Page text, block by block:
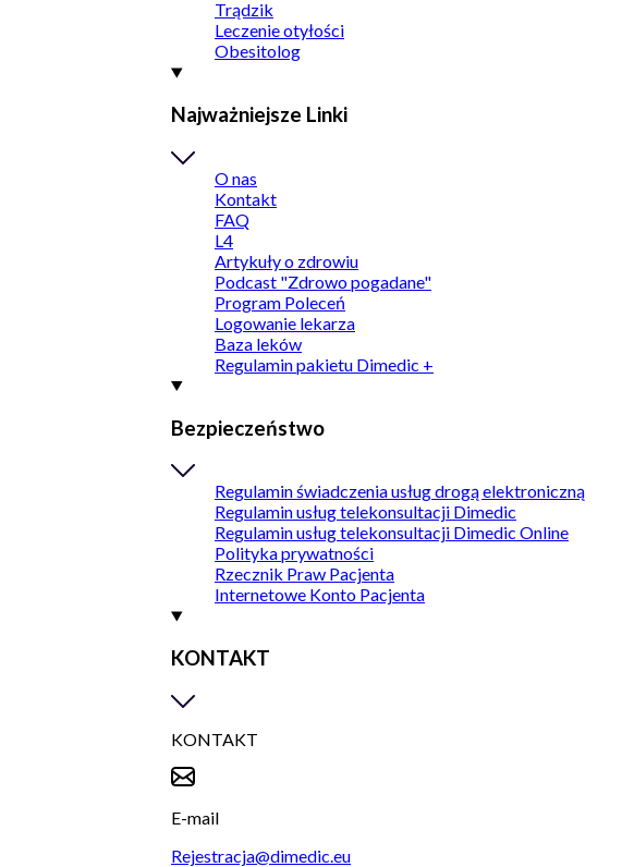
Trądzik
Leczenie otyłości
Obesitolog
Najważniejsze Linki
O nas
Kontakt
FAQ
L4
Artykuły o zdrowiu
Podcast "Zdrowo pogadane"
Program Poleceń
Logowanie lekarza
Baza leków
Regulamin pakietu Dimedic +
Bezpieczeństwo
Regulamin świadczenia usług drogą elektroniczną
Regulamin usług telekonsultacji Dimedic
Regulamin usług telekonsultacji Dimedic Online
Polityka prywatności
Rzecznik Praw Pacjenta
Internetowe Konto Pacjenta
KONTAKT
KONTAKT
E-mail
Rejestracja@dimedic.eu